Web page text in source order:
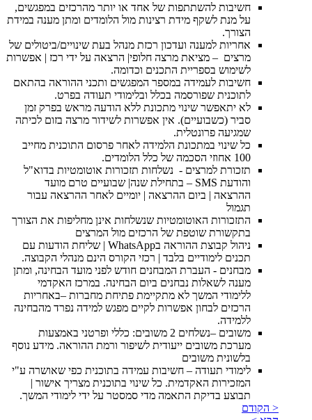
חשיבות להשתתפות של אחד או יותר מהרכזים במפגשים,
על מנת לשקף מידת רצינות מול הלומדים ומתן מענה במידת
הצורך.
אחריות למענה ועדכון רכזת מנהל בעת שינויים/ביטולים של
מרצים – מציאת מרצה חלופי| הרצאה על ידי רכז | אפשרות
לשימוש בספריית התכנים וכדומה.
חשיבות לעמידה במספר המפגשים ותכני ההוראה בהתאם
לתוכנית שפורסמה בכלל ובלימודי תעודה בפרט.
לא יתאפשר שינוי מתכונת ללא הודעה מראש בפרק זמן
סביר (כשבועיים). אין אפשרות לשידור מרצה בזום לכיתה
שמגיעה פרונטלית.
כל שינוי במתכונת הלמידה לאחר פרסום התוכנית מחייב
100 אחוזי הסכמה של כלל הלומדים.
תזכורת למרצים - נשלחות תזכורות אוטומטיות בדוא"ל
והודעת SMS – בתחילת שנה| שבועיים טרם מועד
ההרצאה | ביום ההרצאה | יומיים לאחר ההרצאה עבור
תגמול
התזכורות האוטומטיות שנשלחות אינן מחליפות את הצורך
בתקשורת שוטפת של הרכזים מול המרצים
ניהול קבוצת ההוראה בWhatsApp | שליחת הודעות עם
תכנים לימודיים בלבד | רכזי הקורס הינם מנהלי הקבוצה.
מבחנים - העברת המבחנים חודש לפני מועד הבחינה, ומתן
מענה לשאלות נבחנים ביום הבחינה. במרכז האקדמי
ללימודי המשך לא מתקיימת פתיחת מחברות –באחריות
הרכזים לבחון אפשרות לקיים מפגש למידה נפרד מהבחינה
ללמידה.
משובים –נשלחים 2 משובים: כללי ופרטני באמצעות
מערכת משובים ייעודית לשיפור ורמת ההוראה. מידע נוסף
בלשונית משובים
לימודי תעודה – חשיבות עמידה בתוכנית כפי שאושרה ע"י
המזכירות האקדמית. כל שינוי בתוכנית מצריך אישור |
תבוצע בדיקת התאמה מדי סמסטר על ידי לימודי המשך.
< הקודם